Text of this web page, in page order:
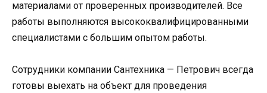
материалами от проверенных производителей. Все
работы выполняются высококвалифицированными
специалистами с большим опытом работы.
Cотрудники компании Сантехника — Петрович всегда
готовы выехать на объект для проведения